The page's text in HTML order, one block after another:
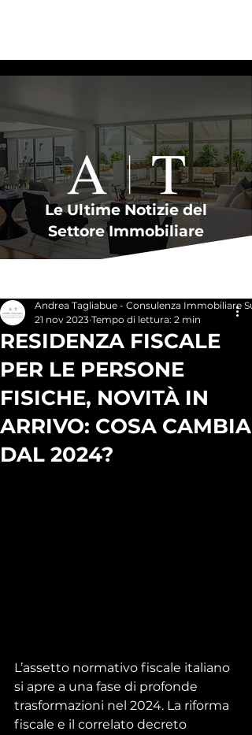
Le Ultime Notizie del
Settore Immobiliare
RESIDENZA FISCALE
PER LE PERSONE
FISICHE, NOVITÀ IN
ARRIVO: COSA CAMBIA
DAL 2024?
Andrea Tagliabue - Consulenza Immobiliare
21 nov 2023 Tempo di lettura: 2 min
L’assetto normativo fiscale italiano
si apre a una fase di profonde
trasformazioni nel 2024. La riforma
fiscale e il correlato decreto